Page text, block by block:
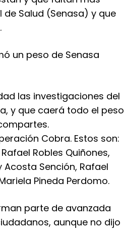
Salud (Senasa) y que
un peso de Senasa
las investigaciones del
y que caerá todo el peso
Cobra. Estos son:
Robles Quiñones,
Acosta Sención, Rafael
Pineda Perdomo.
parte de avanzada
aunque no dijo